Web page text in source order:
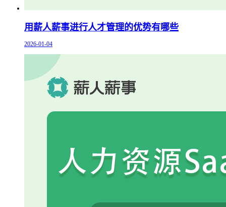
用薪人薪事进行人才管理的优势有哪些
2026-01-04